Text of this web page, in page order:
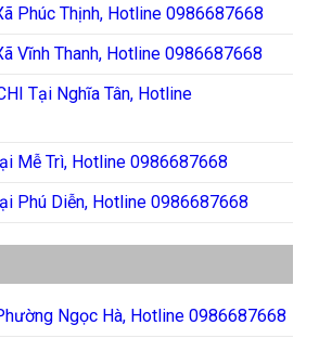
Phúc Thịnh, Hotline 0986687668
Vĩnh Thanh, Hotline 0986687668
Tại Nghĩa Tân, Hotline
Mễ Trì, Hotline 0986687668
Phú Diễn, Hotline 0986687668
Ngọc Hà, Hotline 0986687668